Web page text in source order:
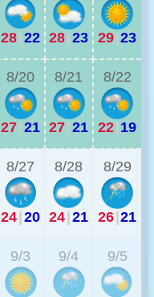
28|22 28|23 29|23
8/20
27|21
8/21
27|21
8/22
22|19
8/27
24|20
8/28
24|21
8/29
26|21
9/3 9/4 9/5